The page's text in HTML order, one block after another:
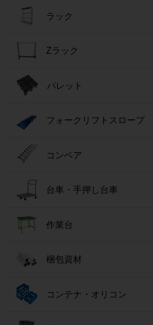
ラック
Zラック
パレット
フォークリフトスロープ
コンベア
台車・手押し台車
作業台
梱包資材
コンテナ・オリコン